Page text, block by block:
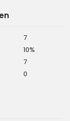
7
10%
7
0